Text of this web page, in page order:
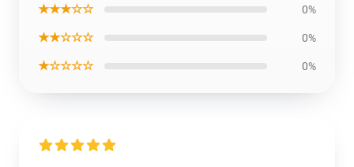
★★★☆☆ 0%
★★☆☆☆ 0%
★☆☆☆☆ 0%